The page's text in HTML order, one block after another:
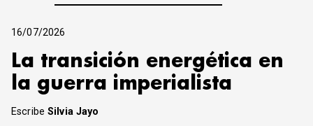
16/07/2026
La transición energética en
la guerra imperialista
EscribeSilvia Jayo